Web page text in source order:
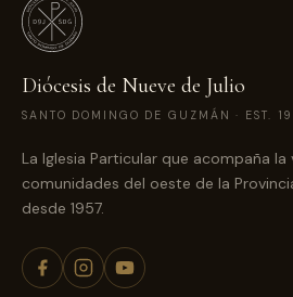
Diócesis de Nueve de Julio
SANTO DOMINGO DE GUZMÁN · EST.
La Iglesia Particular que acompaña
comunidades del oeste de la
desde 1957.